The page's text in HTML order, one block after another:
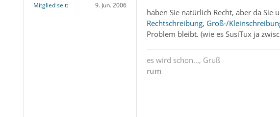
Mitglied seit
9. Jun. 2006
haben Sie natürlich Recht, aber da
Rechtschreibung, Groß-/
Problem bleibt. (wie es SusiTux ja
es wird schon..., Gruß
rum